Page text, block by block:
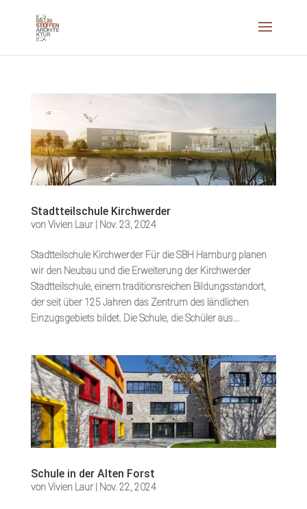
Stadtteilschule Kirchwerder
vonVivien Laur| Nov. 23, 2024
Stadtteilschule Kirchwerder Für die SBH Hamburg planen
wir den Neubau und die Erweiterung der Kirchwerder
Stadtteilschule, einem traditionsreichen Bildungsstandort,
der seit über 125 Jahren das Zentrum des ländlichen
Einzugsgebiets bildet. Die Schule, die Schüler aus...
Schule in der Alten Forst
vonVivien Laur| Nov. 22, 2024